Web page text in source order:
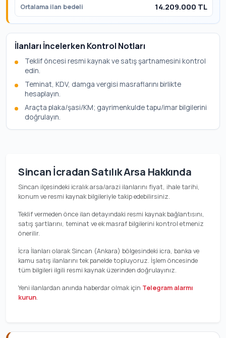
Ortalama ilan bedeli 14.209.000 TL
İlanları İncelerken Kontrol Notları
Teklif öncesi resmi kaynak ve satış şartnamesini kontrol
edin.
Teminat, KDV, damga vergisi masraflarını birlikte
hesaplayın.
Araçta plaka/şasi/KM; gayrimenkulde tapu/imar bilgilerini
doğrulayın.
Sincan İcradan Satılık Arsa Hakkında
Sincan ilçesindeki icralık arsa/arazi ilanlarını fiyat, ihale tarihi,
konum ve resmi kaynak bilgileriyle takip edebilirsiniz.
Teklif vermeden önce ilan detayındaki resmi kaynak bağlantısını,
satış şartlarını, teminat ve ek masraf bilgilerini kontrol etmeniz
önerilir.
İcra İlanları olarak Sincan (Ankara) bölgesindeki icra, banka ve
kamu satış ilanlarını tek panelde topluyoruz. İşlem öncesinde
tüm bilgileri ilgili resmi kaynak üzerinden doğrulayınız.
Yeni ilanlardan anında haberdar olmak için Telegram alarmı
kurun.